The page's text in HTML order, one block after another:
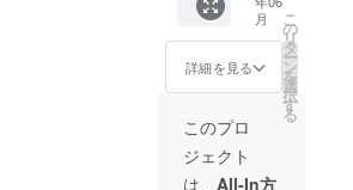
ます。
また郵
合の送
料は商
に含ま
れてお
りま
の釣り
場まで
の交通
費は、
負担と
す。
釣りの
んでく
ださ
い。場
所は大
タルス
ペース
にて。
<開催イ
①会場
での告
知（掲
載期
間：大
会当
日）
②SNS
での大
会結果
月
詳細を見る
こ
の
リ
タ
ー
ン
を
選
択
す
る
このプロ
ジェクト
は、 All-In方